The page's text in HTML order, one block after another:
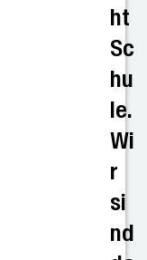
ht
Sc
hu
le.
Wi
r
si
nd